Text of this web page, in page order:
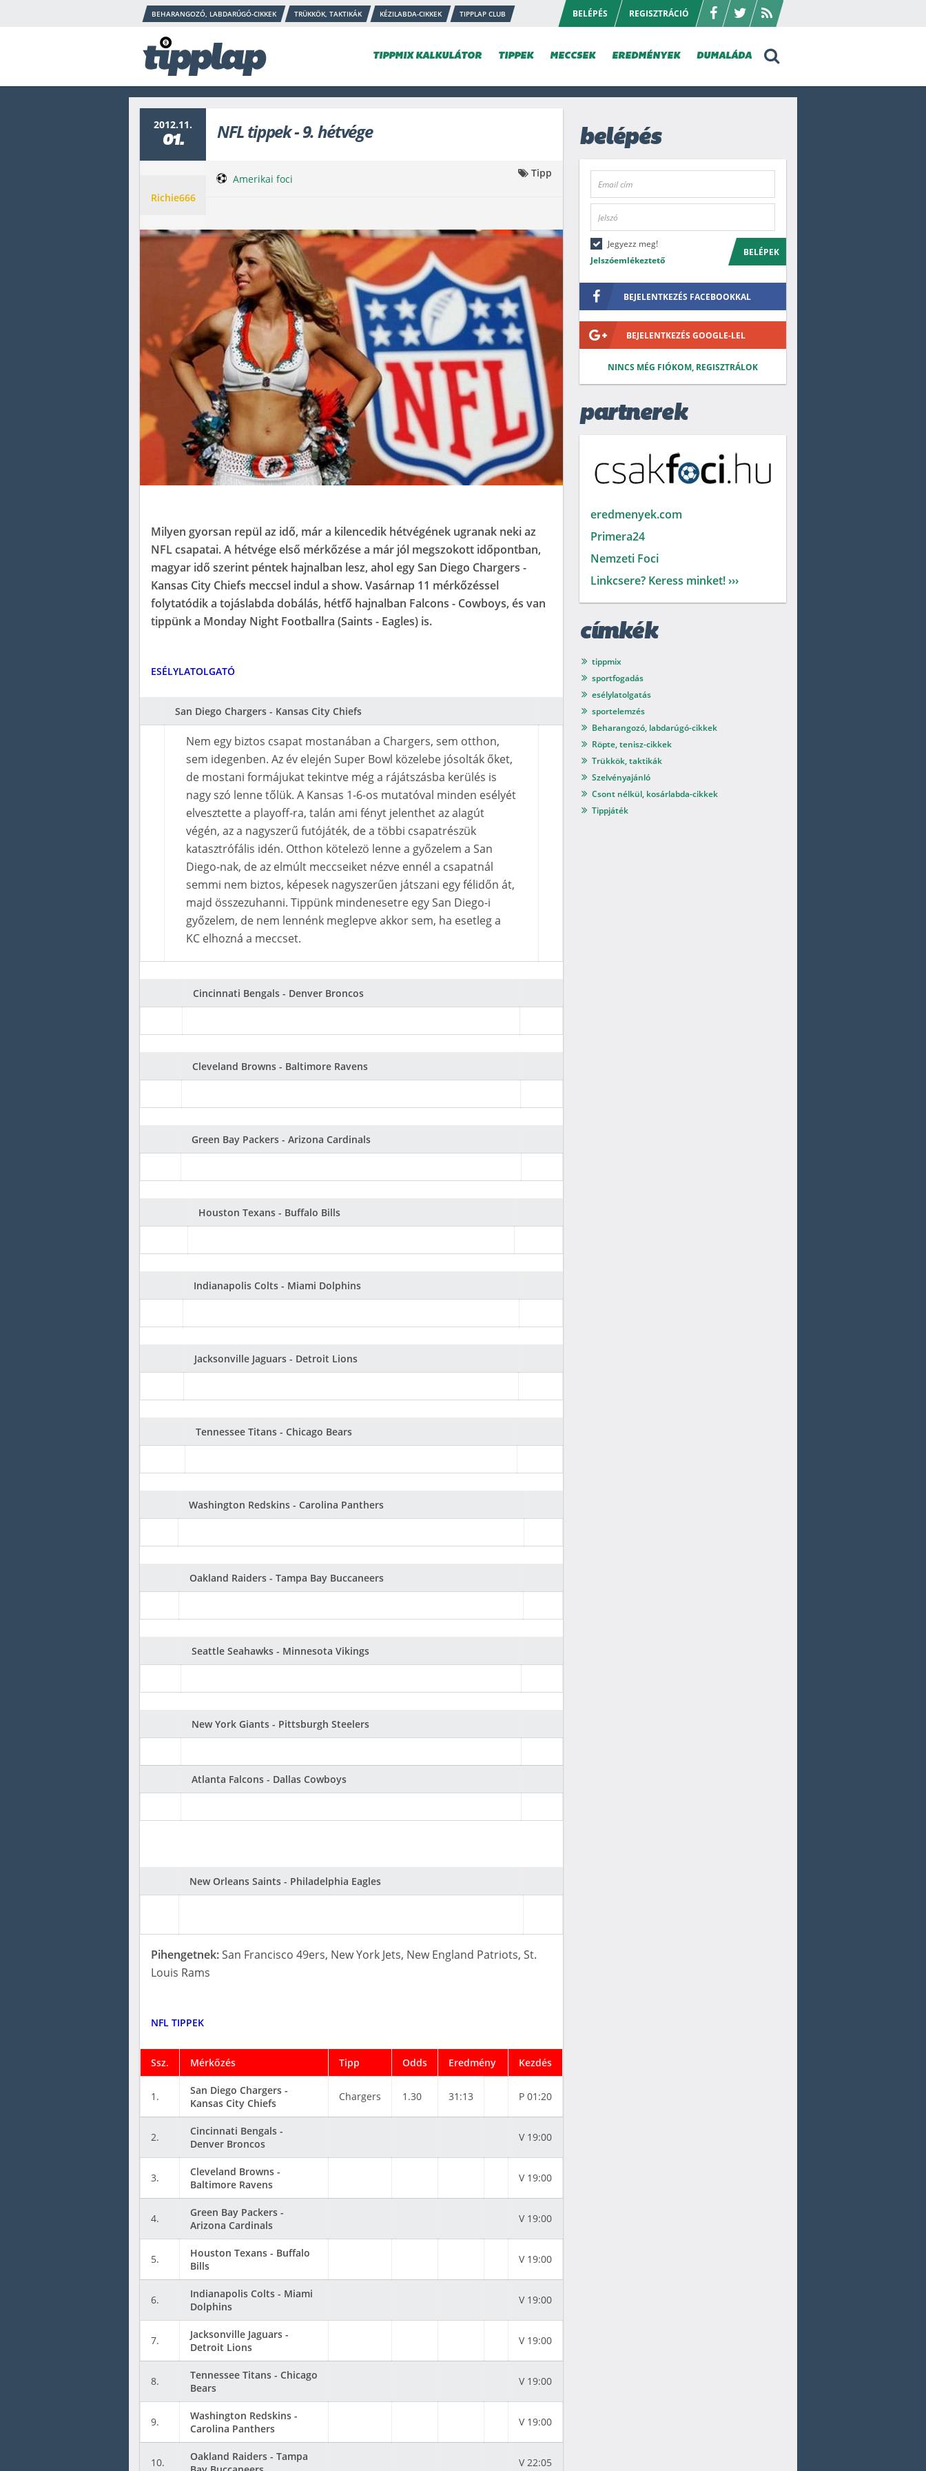
BEHARANGOZÓ, LABDARÚGÓ-CIKKEK TRÜKKÖK, TAKTIKÁK KÉZILABDA-CIKKEK TIPPLAP CLUB BELÉPÉS REGISZTRÁCIÓ
TIPPMIX KALKULÁTOR TIPPEK MECCSEK EREDMÉNYEK DUMALÁDA
2012.11.
01. NFL tippek - 9. hétvége
Richie666
Amerikai foci Tipp
Milyen gyorsan repül az idő, már a kilencedik hétvégének ugranak neki az
NFL csapatai. A hétvége első mérkőzése a már jól megszokott időpontban,
magyar idő szerint péntek hajnalban lesz, ahol egy San Diego Chargers -
Kansas City Chiefs meccsel indul a show. Vasárnap 11 mérkőzéssel
folytatódik a tojáslabda dobálás, hétfő hajnalban Falcons - Cowboys, és van
tippünk a Monday Night Footballra (Saints - Eagles) is.
ESÉLYLATOLGATÓ
San Diego Chargers - Kansas City Chiefs
Nem egy biztos csapat mostanában a Chargers, sem otthon,
sem idegenben. Az év elején Super Bowl közelebe jósolták őket,
de mostani formájukat tekintve még a rájátszásba kerülés is
nagy szó lenne tőlük. A Kansas 1-6-os mutatóval minden esélyét
elvesztette a playoff-ra, talán ami fényt jelenthet az alagút
végén, az a nagyszerű futójáték, de a többi csapatrészük
katasztrófális idén. Otthon kötelezö lenne a győzelem a San
Diego-nak, de az elmúlt meccseiket nézve ennél a csapatnál
semmi nem biztos, képesek nagyszerűen játszani egy félidőn át,
majd összezuhanni. Tippünk mindenesetre egy San Diego-i
győzelem, de nem lennénk meglepve akkor sem, ha esetleg a
KC elhozná a meccset.
Cincinnati Bengals - Denver Broncos
Cleveland Browns - Baltimore Ravens
Green Bay Packers - Arizona Cardinals
Houston Texans - Buffalo Bills
Indianapolis Colts - Miami Dolphins
Jacksonville Jaguars - Detroit Lions
Tennessee Titans - Chicago Bears
Washington Redskins - Carolina Panthers
Oakland Raiders - Tampa Bay Buccaneers
Seattle Seahawks - Minnesota Vikings
New York Giants - Pittsburgh Steelers
Atlanta Falcons - Dallas Cowboys
New Orleans Saints - Philadelphia Eagles
Pihengetnek:San Francisco 49ers, New York Jets, New England Patriots, St.
Louis Rams
NFL TIPPEK
Ssz. Mérkőzés Tipp Odds Eredmény Kezdés
1.
San Diego Chargers -
Kansas City Chiefs
Chargers 1.30 31:13 P 01:20
2.
Cincinnati Bengals -
Denver Broncos
V 19:00
3.
Cleveland Browns -
Baltimore Ravens
V 19:00
4.
Green Bay Packers -
Arizona Cardinals
V 19:00
5.
Houston Texans - Buffalo
Bills
V 19:00
6.
Indianapolis Colts - Miami
Dolphins
V 19:00
7.
Jacksonville Jaguars -
Detroit Lions
V 19:00
8.
Tennessee Titans - Chicago
Bears
V 19:00
9.
Washington Redskins -
Carolina Panthers
V 19:00
10.
Oakland Raiders - Tampa
V 22:05
belépés
Jegyezz meg!
Jelszóemlékeztető
BELÉPEK
BEJELENTKEZÉS FACEBOOKKAL
BEJELENTKEZÉS GOOGLE-LEL
NINCS MÉG FIÓKOM, REGISZTRÁLOK
partnerek
eredmenyek.com
Primera24
Nemzeti Foci
Linkcsere? Keress minket! ›››
címkék
tippmix
sportfogadás
esélylatolgatás
sportelemzés
Beharangozó, labdarúgó-cikkek
Röpte, tenisz-cikkek
Trükkök, taktikák
Szelvényajánló
Csont nélkül, kosárlabda-cikkek
Tippjáték